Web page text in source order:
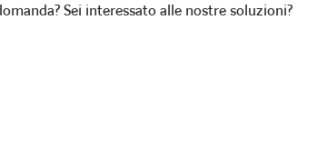
Sei interessato alle nostre soluzioni?